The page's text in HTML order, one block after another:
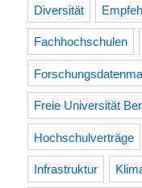
Diversität
Fachhochschulen
Freie Universität
Hochschulverträge
Infrastruktur